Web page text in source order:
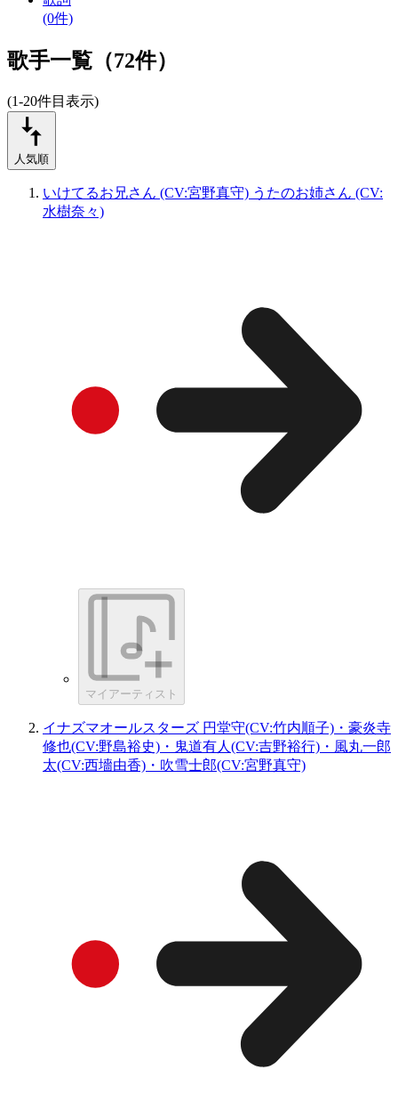
(0件)
歌手一覧（72件）
(1-20件目表示)
人気順
いけてるお兄さん (CV:宮野真守) うたのお姉さん (CV:
水樹奈々)
マイアーティスト
イナズマオールスターズ 円堂守(CV:竹内順子)・豪炎寺
修也(CV:野島裕史)・鬼道有人(CV:吉野裕行)・風丸一郎
太(CV:西墻由香)・吹雪士郎(CV:宮野真守)